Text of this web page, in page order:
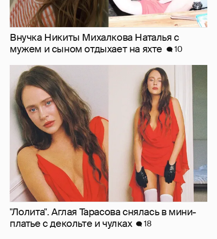
Внучка Никиты Михалкова Наталья с
мужем и сыном отдыхает на яхте
10
"Лолита". Аглая Тарасова снялась в мини-
платье с декольте и чулках
18